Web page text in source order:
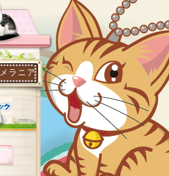
の子犬子猫が常時4,500頭以上在